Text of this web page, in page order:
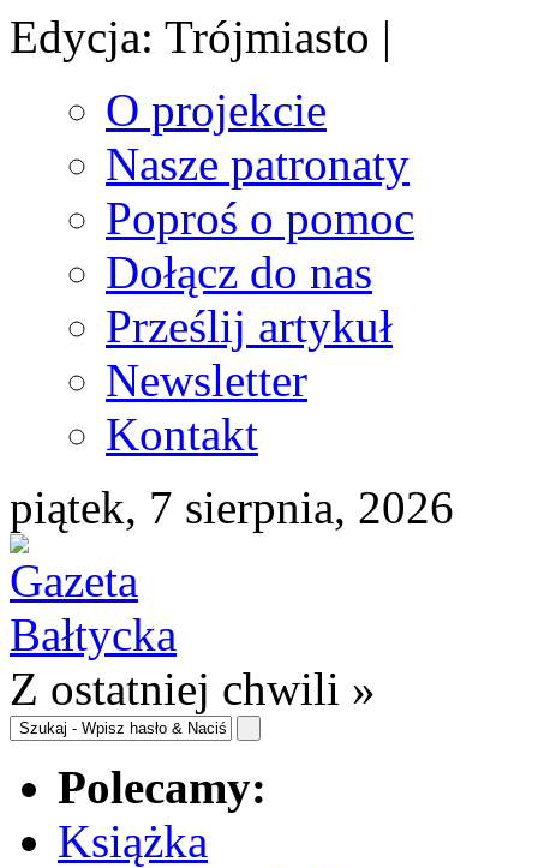
Edycja: Trójmiasto |
O projekcie
Nasze patronaty
Poproś o pomoc
Dołącz do nas
Prześlij artykuł
Newsletter
Kontakt
piątek, 7 sierpnia, 2026
Z ostatniej chwili »
Polecamy:
Książka